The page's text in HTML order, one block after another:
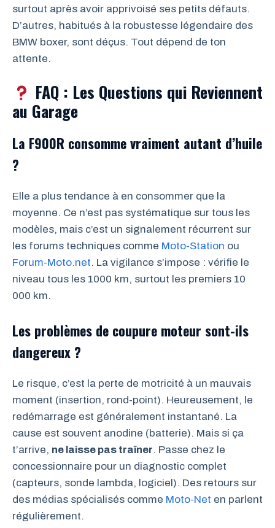
surtout après avoir apprivoisé ses petits défauts.
D’autres, habitués à la robustesse légendaire des
BMW boxer, sont déçus. Tout dépend de ton
attente.
FAQ : Les Questions qui Reviennent
au Garage
La F900R consomme vraiment autant d’huile
?
Elle a plus tendance à en consommer que la
moyenne. Ce n’est pas systématique sur tous les
modèles, mais c’est un signalement récurrent sur
les forums techniques comme Moto-Station ou
Forum-Moto.net. La vigilance s’impose : vérifie le
niveau tous les 1000 km, surtout les premiers 10
000 km.
Les problèmes de coupure moteur sont-ils
dangereux ?
Le risque, c’est la perte de motricité à un mauvais
moment (insertion, rond-point). Heureusement, le
redémarrage est généralement instantané. La
cause est souvent anodine (batterie). Mais si ça
t’arrive, ne laisse pas traîner. Passe chez le
concessionnaire pour un diagnostic complet
(capteurs, sonde lambda, logiciel). Des retours sur
des médias spécialisés comme Moto-Net en parlent
régulièrement.